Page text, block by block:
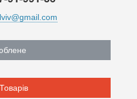
Товарів